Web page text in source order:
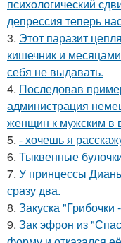
психологический
депрессия теперь
3. Этот паразит
кишечник и
себя не выдавать.
4. Последовав
администрация
женщин к мужским в
5. - хочешь я
6. Тыквенные
7. У принцессы
сразу два.
8. Закуска "Грибочки
9. Зак эфрон из